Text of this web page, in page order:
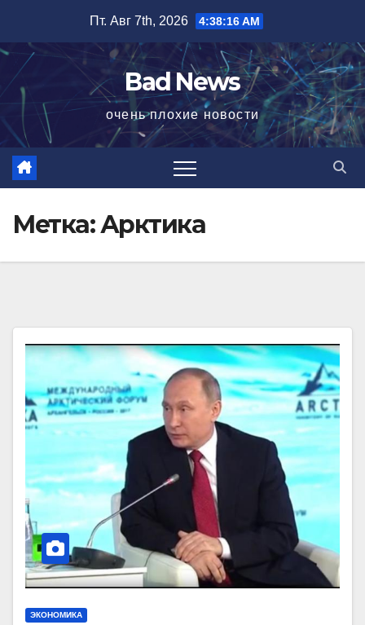
содержимому
Пт. Авг 7th, 2026 4:38:17 AM
Bad News
очень плохие новости
Метка:Арктика
ЭКОНОМИКА